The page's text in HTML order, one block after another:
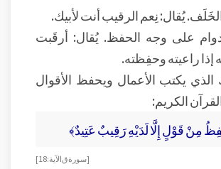
يُقال: نِعم الرقيب أنت لأبيك.
على وجه الحفظ. يُقال: أرقَبت
إذا راعيته وحفِظته.
الذي يكتب الأعمال ويحفظ الأقوال
الكريم:
مِنْ قَوْلٍ إِلَّا لَدَيْهِ رَقِيبٌ عَتِيدٌ﴾
[ سورة ق الآية: 18]